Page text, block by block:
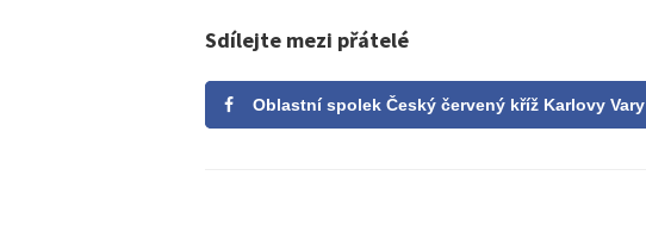
Sdílejte mezi přátelé
Oblastní spolek Český červený kříž Karlovy Vary